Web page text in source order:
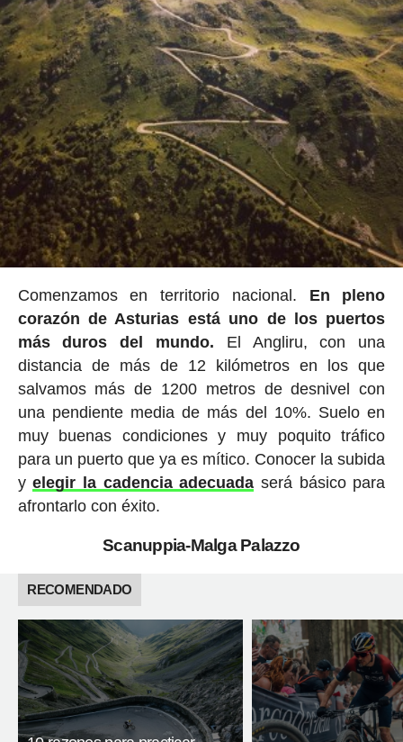
Comenzamos en territorio nacional. En pleno
corazón de Asturias está uno de los puertos
más duros del mundo. El Angliru, con una
distancia de más de 12 kilómetros en los que
salvamos más de 1200 metros de desnivel con
una pendiente media de más del 10%. Suelo en
muy buenas condiciones y muy poquito tráfico
para un puerto que ya es mítico. Conocer la subida
yelegir la cadencia adecuada será básico para
afrontarlo con éxito.
Scanuppia-Malga Palazzo
RECOMENDADO